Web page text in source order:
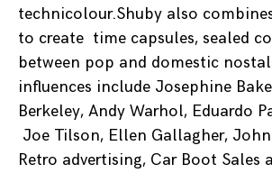
technicolour.Shuby also
to create time capsules, sealed
between pop and domestic
influences include Josephine
Berkeley, Andy Warhol, Eduardo
Joe Tilson, Ellen Gallagher,
Retro advertising, Car Boot Sales